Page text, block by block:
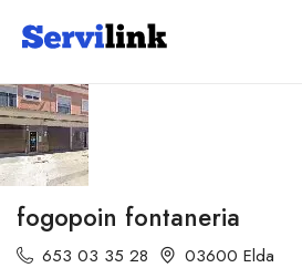
fogopoin fontaneria
653 03 35 28 03600 Elda